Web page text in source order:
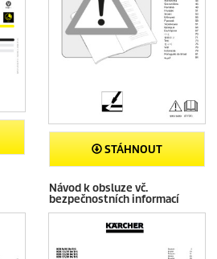
STÁHNOUT
Návod k obsluze vč.
bezpečnostních informací